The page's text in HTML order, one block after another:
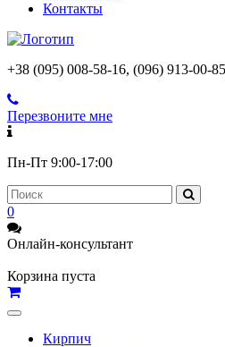
Контакты
+38 (095) 008-58-16, (096) 913-00-
Перезвоните мне
Пн-Пт 9:00-17:00
0
Онлайн-консультант
Корзина пуста
Toggle
navigationКирпич